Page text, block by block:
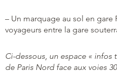
– Un marquage au sol en
voyageurs entre la gare
Ci-dessous, un espace « infos
de Paris Nord face aux voies